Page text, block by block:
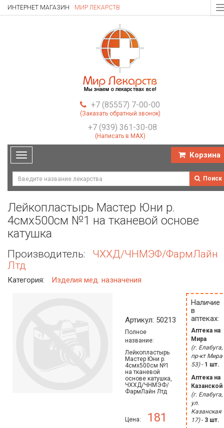
ИНТЕРНЕТ МАГАЗИН МИР ЛЕКАРСТВ
+7 (85557) 7-00-00
(Заказать обратный звонок)
+7 (939) 361-30-08
(Написать в MAX)
Toggle
navigation
Корзина
Поиск
Лейкопластырь Мастер Юни р.
4смх500см №1 на тканевой основе
катушка
Производитель:
ЧХХД/ЧНМЭФ/ФармЛайн
Лтд
Категория: Изделия мед. назначения
Артикул: 50213
Полное
название:
Лейкопластырь
Мастер Юни р.
4смх500см №1
на тканевой
основе катушка,
ЧХХД/ЧНМЭФ/
ФармЛайн Лтд
Цена:
181
Наличие
в
аптеках:
Аптека на
Мира
(г. Елабуга,
пр-кт Мира
53)- 1 шт.
Аптека на
Казанской
(г. Елабуга,
ул.
Казанская
17)- 3 шт.